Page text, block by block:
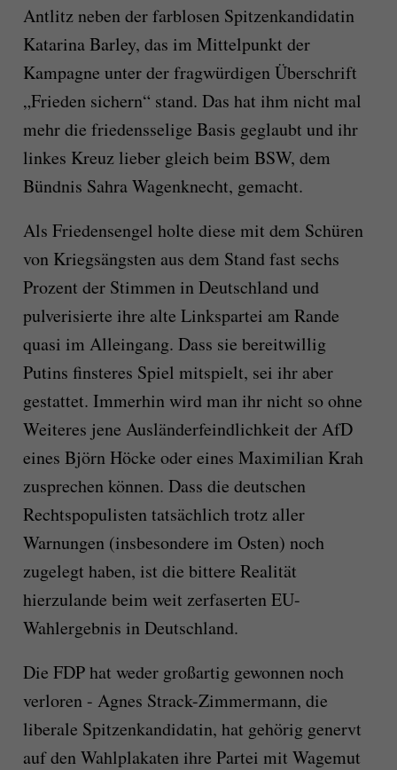
Antlitz neben der farblosen Spitzenkandidatin
Katarina Barley, das im Mittelpunkt der
Kampagne unter der fragwürdigen Überschrift
„Frieden sichern“ stand. Das hat ihm nicht mal
mehr die friedensselige Basis geglaubt und ihr
linkes Kreuz lieber gleich beim BSW, dem
Bündnis Sahra Wagenknecht, gemacht.
Als Friedensengel holte diese mit dem Schüren
von Kriegsängsten aus dem Stand fast sechs
Prozent der Stimmen in Deutschland und
pulverisierte ihre alte Linkspartei am Rande
quasi im Alleingang. Dass sie bereitwillig
Putins finsteres Spiel mitspielt, sei ihr aber
gestattet. Immerhin wird man ihr nicht so ohne
Weiteres jene Ausländerfeindlichkeit der AfD
eines Björn Höcke oder eines Maximilian Krah
zusprechen können. Dass die deutschen
Rechtspopulisten tatsächlich trotz aller
Warnungen (insbesondere im Osten) noch
zugelegt haben, ist die bittere Realität
hierzulande beim weit zerfaserten EU-
Wahlergebnis in Deutschland.
Die FDP hat weder großartig gewonnen noch
verloren - Agnes Strack-Zimmermann, die
liberale Spitzenkandidatin, hat gehörig genervt
auf den Wahlplakaten ihre Partei mit Wagemut